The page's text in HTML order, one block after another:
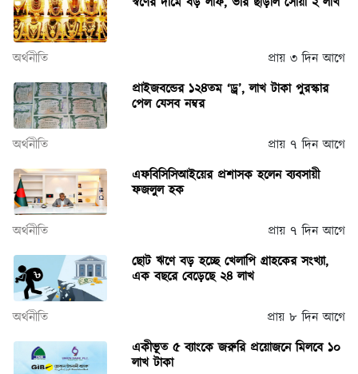
অর্থনীতি
প্রায় ৩ দিন আগে
প্রাইজবন্ডের ১২৪তম ‘ড্র’, লাখ টাকা পুরস্কার
পেল যেসব নম্বর
অর্থনীতি
প্রায় ৭ দিন আগে
এফবিসিসিআইয়ের প্রশাসক হলেন ব্যবসায়ী
ফজলুল হক
অর্থনীতি
প্রায় ৭ দিন আগে
ছোট ঋণে বড় হচ্ছে খেলাপি গ্রাহকের সংখ্যা,
এক বছরে বেড়েছে ২৪ লাখ
অর্থনীতি
প্রায় ৮ দিন আগে
একীভূত ৫ ব্যাংকে জরুরি প্রয়োজনে মিলবে ১০
লাখ টাকা